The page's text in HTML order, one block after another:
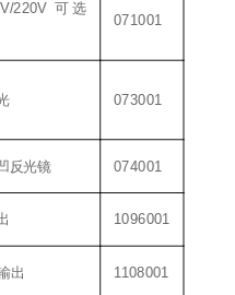
220V 可选
071001
073001
反光镜 074001
1096001
出 1108001